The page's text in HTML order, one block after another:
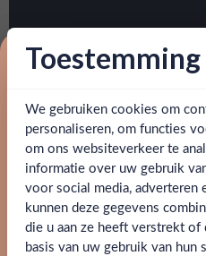
Ben jij 18
Ja
Snelle levering: voor 15:00,
artikel vermeld)
wordt gemaakt van 100%
Tequila. Deze agave heeft
water, wat zorgt voor een
SPECIFICATIES
Alcohol
Merk
We gebruiken cookies om
personaliseren, om functies
om ons websiteverkeer te
informatie over uw gebruik
voor social media, adverteren
kunnen deze gegevens
die u aan ze heeft verstrekt of
basis van uw gebruik van hun
Proost op je
Schrijf je in en ontvang
Email
Claim